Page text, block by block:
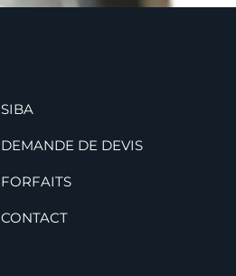
SIBA
DEMANDE DE DEVIS
FORFAITS
CONTACT